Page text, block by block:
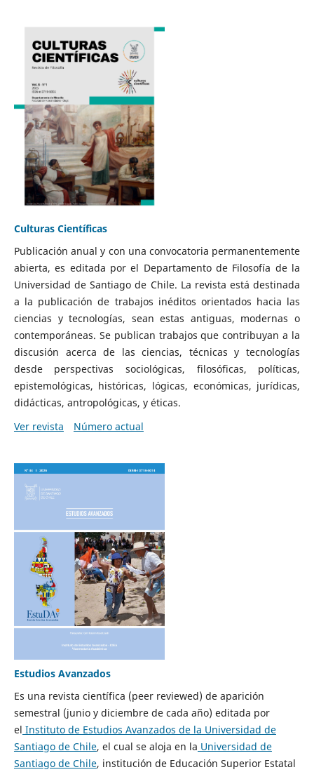
Culturas Científicas
Publicación anual y con una convocatoria permanentemente
abierta, es editada por el Departamento de Filosofía de la
Universidad de Santiago de Chile. La revista está destinada
a la publicación de trabajos inéditos orientados hacia las
ciencias y tecnologías, sean estas antiguas, modernas o
contemporáneas. Se publican trabajos que contribuyan a la
discusión acerca de las ciencias, técnicas y tecnologías
desde perspectivas sociológicas, filosóficas, políticas,
epistemológicas, históricas, lógicas, económicas, jurídicas,
didácticas, antropológicas, y éticas.
Ver revista
Número actual
Estudios Avanzados
Es una revista científica (peer reviewed) de aparición
semestral (junio y diciembre de cada año) editada por
el Instituto de Estudios Avanzados de la Universidad de
Santiago de Chile, el cual se aloja en la Universidad de
Santiago de Chile, institución de Educación Superior Estatal